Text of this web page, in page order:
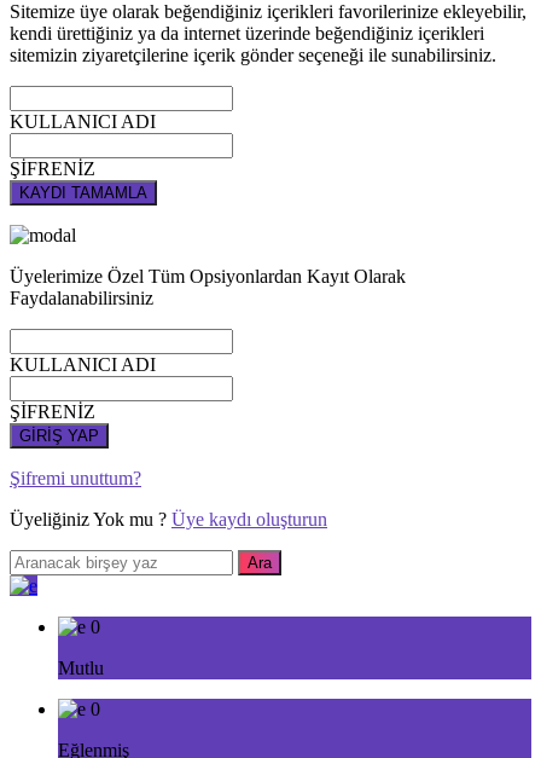
Sitemize üye olarak beğendiğiniz içerikleri favorilerinize ekleyebilir,
kendi ürettiğiniz ya da internet üzerinde beğendiğiniz içerikleri
sitemizin ziyaretçilerine içerik gönder seçeneği ile sunabilirsiniz.
KULLANICI ADI
ŞİFRENİZ
KAYDI TAMAMLA
Üyelerimize Özel Tüm Opsiyonlardan Kayıt Olarak
Faydalanabilirsiniz
KULLANICI ADI
ŞİFRENİZ
GİRİŞ YAP
Şifremi unuttum?
Üyeliğiniz Yok mu ? Üye kaydı oluşturun
0
Mutlu
0
Eğlenmiş